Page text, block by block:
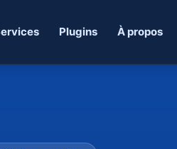
Plugins À propos